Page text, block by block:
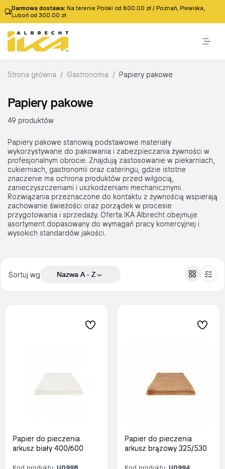
Darmowa dostawa: Na terenie Polski od 800.00 zł / Poznań, Plewiska,
Luboń od 300.00 zł
Strona główna / Gastronomia / Papiery pakowe
Papiery pakowe
49 produktów
Papiery pakowe stanowią podstawowe materiały
wykorzystywane do pakowania i zabezpieczania żywności w
profesjonalnym obrocie. Znajdują zastosowanie w piekarniach,
cukierniach, gastronomii oraz cateringu, gdzie istotne
znaczenie ma ochrona produktów przed wilgocią,
zanieczyszczeniami i uszkodzeniami mechanicznymi.
Rozwiązania przeznaczone do kontaktu z żywnością wspierają
zachowanie świeżości oraz porządek w procesie
przygotowania i sprzedaży. Oferta IKA Albrecht obejmuje
asortyment dopasowany do wymagań pracy komercyjnej i
wysokich standardów jakości.
Sortuj wg Nazwa A - Z
Papier do pieczenia
arkusz biały 400/600
Papier do pieczenia
arkusz brązowy 325/530